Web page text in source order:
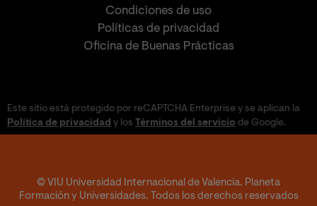
Condiciones de uso
Políticas de privacidad
Oficina de Buenas Prácticas
Este sitio está protegido por reCAPTCHA Enterprise y se aplican la
Política de privacidad y los Términos del servicio de Google.
© VIU Universidad Internacional de Valencia. Planeta
Formación y Universidades. Todos los derechos reservados